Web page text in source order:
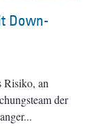
Down-
Risiko, an
der